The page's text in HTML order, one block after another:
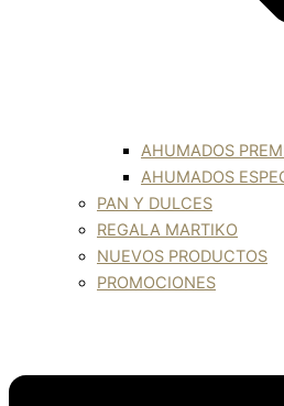
AHUMADOS
AHUMADOS
PAN Y DULCES
REGALA MARTIKO
NUEVOS PRODUCTOS
PROMOCIONES